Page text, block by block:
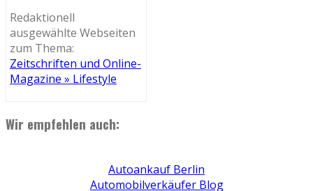
Redaktionell
ausgewählte Webseiten
zum Thema:
Zeitschriften und Online-
Magazine » Lifestyle
Wir empfehlen auch:
Autoankauf Berlin
Automobilverkäufer Blog